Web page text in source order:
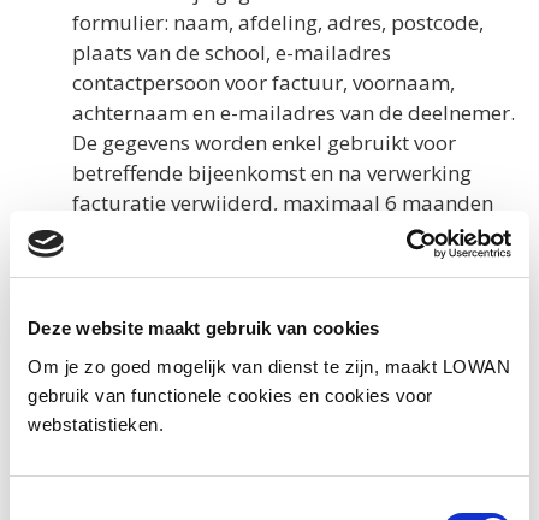
Deze website maakt gebruik van cookies
Om je zo goed mogelijk van dienst te zijn, maakt LOWAN
gebruik van functionele cookies en cookies voor
webstatistieken.
formulier: naam, afdeling, adres, postcode,
plaats van de school, e-mailadres
contactpersoon voor factuur, voornaam,
achternaam en e-mailadres van de deelnemer.
De gegevens worden enkel gebruikt voor
betreffende bijeenkomst en na verwerking
facturatie verwijderd, maximaal 6 maanden
na de studiedag/workshop/bijeenkomst.
Foto’s gemaakt tijdens de bijeenkomsten
illustratiemateriaal op de website van
Lesmaterialen / onderzoeken: Wanneer je
een review achterlaat bij lesmateriaal of
De gegevens zijn anoniem en worden verder